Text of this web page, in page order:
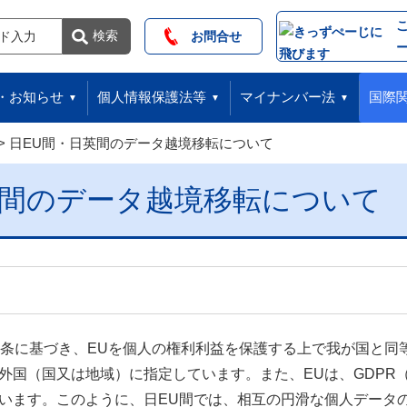
検索 お問合せ
お知らせ 個人情報保護法等 マイナンバー法 国際
日EU間・日英間のデータ越境移転について
のデータ越境移転について
に基づき、EUを個人の権利利益を保護する上で我が国と同
国（国又は地域）に指定しています。また、EUは、GDPR
ます。このように、日EU間では、相互の円滑な個人データ